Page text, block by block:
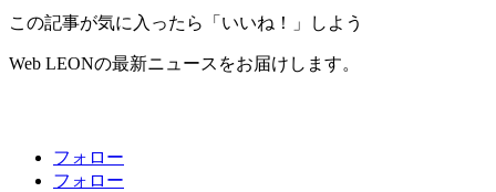
この記事が気に入ったら「いいね！」しよう
Web LEONの最新ニュースをお届けします。
フォロー
フォロー